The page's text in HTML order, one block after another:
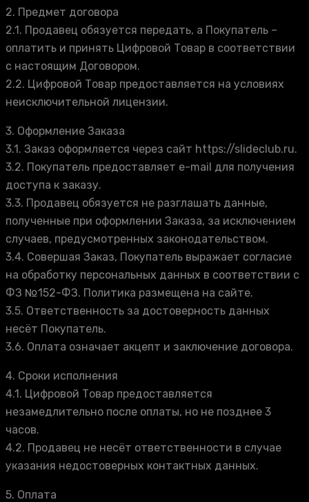
2. Предмет договора
2.1. Продавец обязуется передать, а Покупатель –
оплатить и принять Цифровой Товар в соответствии
с настоящим Договором.
2.2. Цифровой Товар предоставляется на условиях
неисключительной лицензии.
3. Оформление Заказа
3.1. Заказ оформляется через сайт https://slideclub.ru.
3.2. Покупатель предоставляет e-mail для получения
доступа к заказу.
3.3. Продавец обязуется не разглашать данные,
полученные при оформлении Заказа, за исключением
случаев, предусмотренных законодательством.
3.4. Совершая Заказ, Покупатель выражает согласие
на обработку персональных данных в соответствии с
ФЗ №152-ФЗ. Политика размещена на сайте.
3.5. Ответственность за достоверность данных
несёт Покупатель.
3.6. Оплата означает акцепт и заключение договора.
4. Сроки исполнения
4.1. Цифровой Товар предоставляется
незамедлительно после оплаты, но не позднее 3
часов.
4.2. Продавец не несёт ответственности в случае
указания недостоверных контактных данных.
5. Оплата